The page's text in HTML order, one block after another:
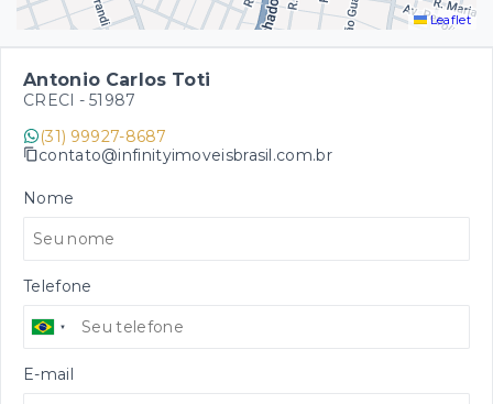
Leaflet
Antonio Carlos Toti
CRECI - 51987
(31) 99927-8687
contato@infinityimoveisbrasil.com.br
Nome
Telefone
E-mail